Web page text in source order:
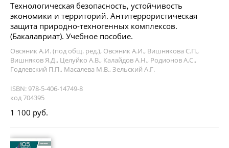
Технологическая безопасность, устойчивость
экономики и территорий. Антитеррористическая
защита природно-техногенных комплексов.
(Бакалавриат). Учебное пособие.
Овсяник А.И. (под общ. ред.), Овсяник А.И., Вишнякова С.П.,
Вишняков Я.Д., Целуйко А.В., Калайдов А.Н., Родионов А.С.,
Годлевский П.П., Масалева М.В., Зельский А.Г.
ISBN: 978-5-406-14749-8
код 704395
1 100 руб.